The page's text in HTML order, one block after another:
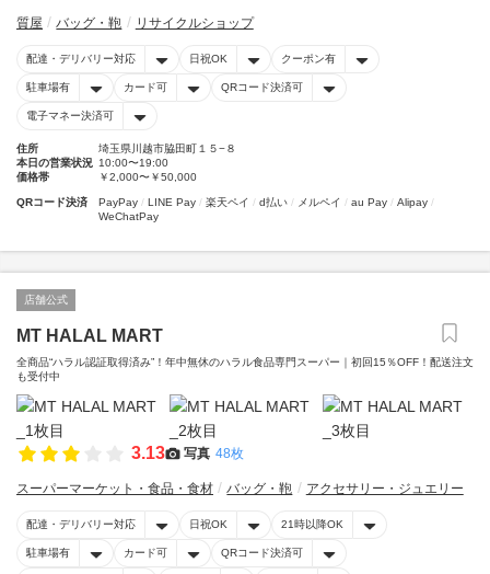
質屋 バッグ・鞄 リサイクルショップ
配達・デリバリー対応 日祝OK クーポン有
駐車場有 カード可 QRコード決済可
電子マネー決済可
住所
埼玉県川越市脇田町１５−８
本日の営業状況 10:00〜19:00
価格帯
￥2,000〜￥50,000
QRコード決済 PayPay LINE Pay 楽天ペイ d払い メルペイ au Pay
Alipay
WeChatPay
店舗公式
MT HALAL MART
全商品“ハラル認証取得済み”！年中無休のハラル食品専門スーパー｜初回15％OFF！配送注文
も受付中
3.13 写真 48枚
スーパーマーケット・食品・食材 バッグ・鞄 アクセサリー・ジュエリー
配達・デリバリー対応 日祝OK 21時以降OK
駐車場有 カード可 QRコード決済可